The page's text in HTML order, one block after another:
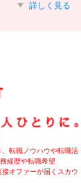
詳しく見る
転職ノウハウや転職活
経歴や転職希望
オファーが届くスカウ